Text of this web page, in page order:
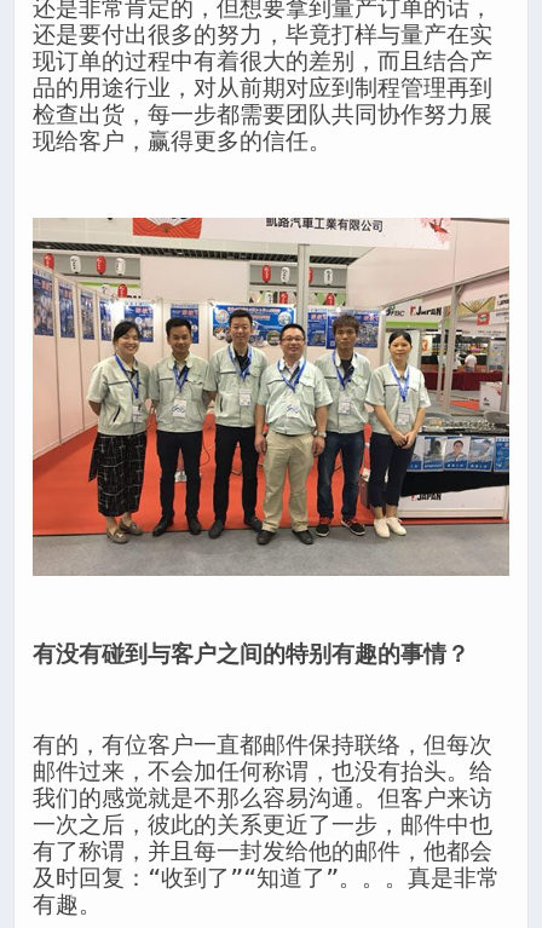
还是非常肯定的，但想要拿到量产订单的话，
还是要付出很多的努力，毕竟打样与量产在实
现订单的过程中有着很大的差别，而且结合产
品的用途行业，对从前期对应到制程管理再到
检查出货，每一步都需要团队共同协作努力展
现给客户，赢得更多的信任。
有没有碰到与客户之间的特别有趣的事情？
有的，有位客户一直都邮件保持联络，但每次
邮件过来，不会加任何称谓，也没有抬头。给
我们的感觉就是不那么容易沟通。但客户来访
一次之后，彼此的关系更近了一步，邮件中也
有了称谓，并且每一封发给他的邮件，他都会
及时回复：“收到了”“知道了”。。。真是非常
有趣。